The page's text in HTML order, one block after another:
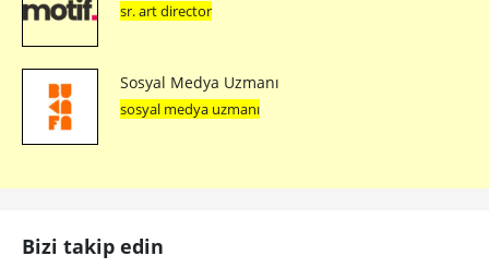
sr. art director
Sosyal Medya Uzmanı
sosyal medya uzmanı
Bizi takip edin